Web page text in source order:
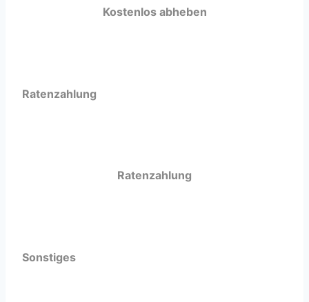
Kostenlos abheben
Ratenzahlung
Ratenzahlung
Sonstiges